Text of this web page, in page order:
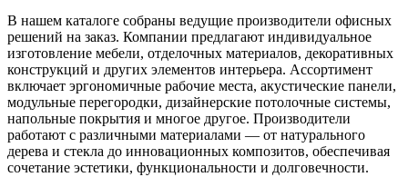
В нашем каталоге собраны ведущие производители офисных
решений на заказ. Компании предлагают индивидуальное
изготовление мебели, отделочных материалов, декоративных
конструкций и других элементов интерьера. Ассортимент
включает эргономичные рабочие места, акустические панели,
модульные перегородки, дизайнерские потолочные системы,
напольные покрытия и многое другое. Производители
работают с различными материалами — от натурального
дерева и стекла до инновационных композитов, обеспечивая
сочетание эстетики, функциональности и долговечности.